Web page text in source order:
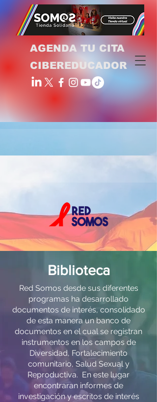
AGENDA TU CITA
CIBEREDUCADOR
Biblioteca
​Red Somos desde sus diferentes
programas ha desarrollado
documentos de interés, consolidado
de esta manera un banco de
documentos en el cual se registran
instrumentos en los campos de
Diversidad, Fortalecimiento
comunitario, Salud Sexual y
Reproductiva. En este lugar
encontraran informes de
investigación yescritos de interés